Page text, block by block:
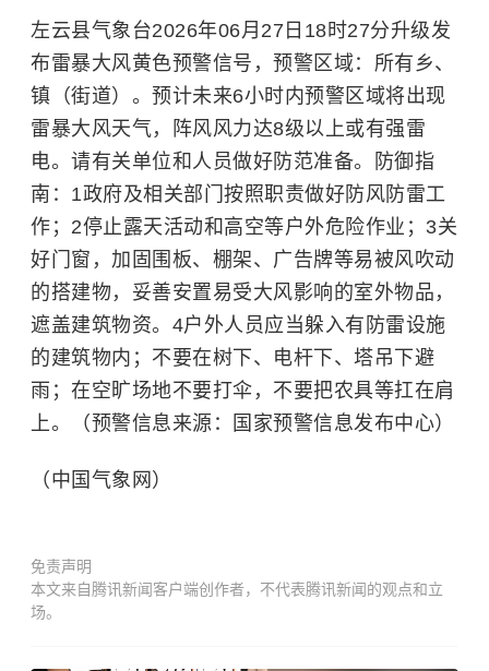
左云县气象台2026年06月27日18时27分升级发
布雷暴大风黄色预警信号，预警区域：所有乡、
镇（街道）。预计未来6小时内预警区域将出现
雷暴大风天气，阵风风力达8级以上或有强雷
电。请有关单位和人员做好防范准备。防御指
南：1政府及相关部门按照职责做好防风防雷工
作；2停止露天活动和高空等户外危险作业；3关
好门窗，加固围板、棚架、广告牌等易被风吹动
的搭建物，妥善安置易受大风影响的室外物品，
遮盖建筑物资。4户外人员应当躲入有防雷设施
的建筑物内；不要在树下、电杆下、塔吊下避
雨；在空旷场地不要打伞，不要把农具等扛在肩
上。（预警信息来源：国家预警信息发布中心）
（中国气象网）
免责声明
本文来自腾讯新闻客户端创作者，不代表腾讯新闻的观点和立
场。